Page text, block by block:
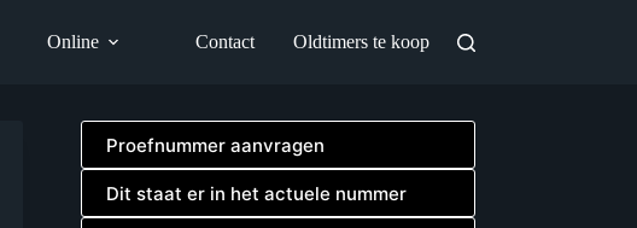
Online Contact Oldtimers te koop
Proefnummer aanvragen
Dit staat er in het actuele nummer